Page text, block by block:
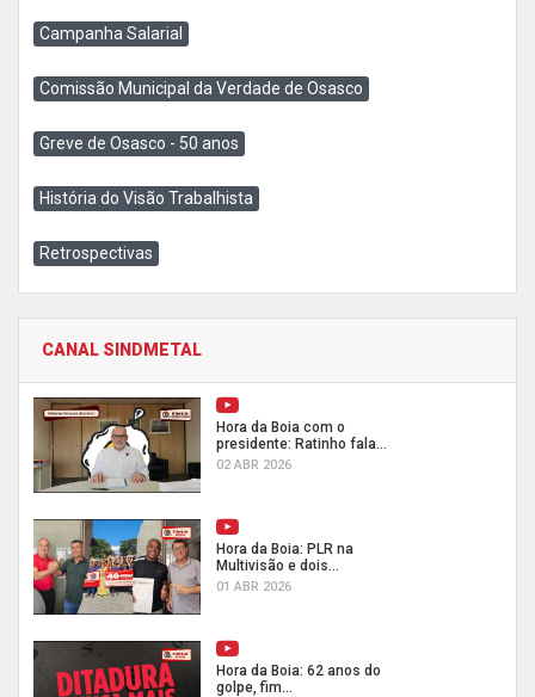
Campanha Salarial
Comissão Municipal da Verdade de Osasco
Greve de Osasco - 50 anos
História do Visão Trabalhista
Retrospectivas
CANAL SINDMETAL
Hora da Boia com o
presidente: Ratinho fala...
02 ABR 2026
Hora da Boia: PLR na
Multivisão e dois...
01 ABR 2026
Hora da Boia: 62 anos do
golpe, fim...